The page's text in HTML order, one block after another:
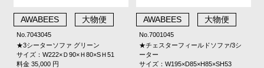
AWABEES 大物便
No.7043045
★3シーターソファ グリーン
サイズ：W222×Ｄ90×Ｈ80×SＨ51
料金 35,000 円
AWABEES 大物便
No.7001045
★チェスターフィールドソファ/3シ
ーター
サイズ：W195×D85×H85×SH53